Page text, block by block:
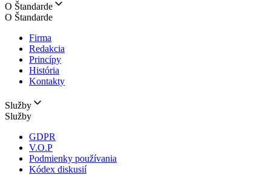
O Štandarde
O Štandarde
Firma
Redakcia
Princípy
História
Kontakty
Služby
Služby
GDPR
V.O.P
Podmienky používania
Kódex diskusií